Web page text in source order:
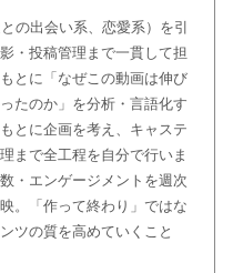
の出会い系、恋愛系）を引
・投稿管理まで一貫して担
とに「なぜこの動画は伸び
たのか」を分析・言語化す
とに企画を考え、キャステ
まで全工程を自分で行いま
・エンゲージメントを週次
。「作って終わり」ではな
ツの質を高めていくこと